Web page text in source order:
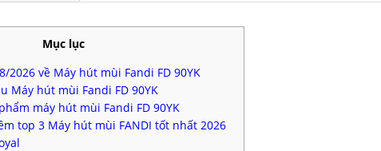
Mục lục
2026 về Máy hút mùi Fandi FD 90YK
Máy hút mùi Fandi FD 90YK
máy hút mùi Fandi FD 90YK
top 3 Máy hút mùi FANDI tốt nhất 2026